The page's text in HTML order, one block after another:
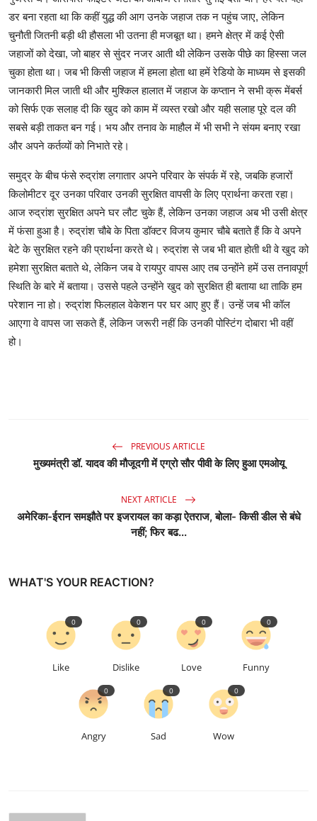
डर बना रहता था कि कहीं युद्ध की आग उनके जहाज तक न पहुंच जाए, लेकिन
चुनौती जितनी बड़ी थी हौसला भी उतना ही मजबूत था। हमने क्षेत्र में कई ऐसी
जहाजों को देखा, जो बाहर से सुंदर नजर आती थी लेकिन उसके पीछे का हिस्सा जल
चुका होता था। जब भी किसी जहाज में हमला होता था हमें रेडियो के माध्यम से इसकी
जानकारी मिल जाती थी और मुश्किल हालात में जहाज के कप्तान ने सभी क्रू मेंबर्स
को सिर्फ एक सलाह दी कि खुद को काम में व्यस्त रखो और यही सलाह पूरे दल की
सबसे बड़ी ताकत बन गई। भय और तनाव के माहौल में भी सभी ने संयम बनाए रखा
और अपने कर्तव्यों को निभाते रहे।
समुद्र के बीच फंसे रुद्रांश लगातार अपने परिवार के संपर्क में रहे, जबकि हजारों
किलोमीटर दूर उनका परिवार उनकी सुरक्षित वापसी के लिए प्रार्थना करता रहा।
आज रुद्रांश सुरक्षित अपने घर लौट चुके हैं, लेकिन उनका जहाज अब भी उसी क्षेत्र
में फंसा हुआ है। रुद्रांश चौबे के पिता डॉक्टर विजय कुमार चौबे बताते हैं कि वे अपने
बेटे के सुरक्षित रहने की प्रार्थना करते थे। रुद्रांश से जब भी बात होती थी वे खुद को
हमेशा सुरक्षित बताते थे, लेकिन जब वे रायपुर वापस आए तब उन्होंने हमें उस तनावपूर्ण
स्थिति के बारे में बताया। उससे पहले उन्होंने खुद को सुरक्षित ही बताया था ताकि हम
परेशान ना हो। रुद्रांश फिलहाल वेकेशन पर घर आए हुए हैं। उन्हें जब भी कॉल
आएगा वे वापस जा सकते हैं, लेकिन जरूरी नहीं कि उनकी पोस्टिंग दोबारा भी वहीं
हो।
PREVIOUS ARTICLE
मुख्यमंत्री डॉ. यादव की मौजूदगी में एग्रो सौर पीवी के लिए हुआ एमओयू
NEXT ARTICLE
अमेरिका-ईरान समझौते पर इजरायल का कड़ा ऐतराज, बोला- किसी डील से बंधे
नहीं; फिर बढ...
WHAT'S YOUR REACTION?
Like
0
Dislike
0
Love
0
Funny
0
Angry
0
Sad
0
Wow
0